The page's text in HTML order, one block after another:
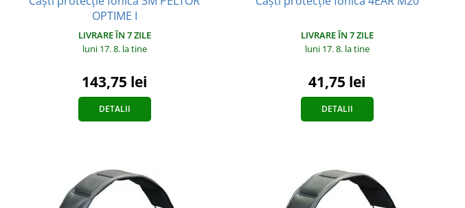
OPTIME I
LIVRARE ÎN 7 ZILE
luni 17. 8. la tine
143,75 lei
DETALII
LIVRARE ÎN 7 ZILE
luni 17. 8. la tine
41,75 lei
DETALII